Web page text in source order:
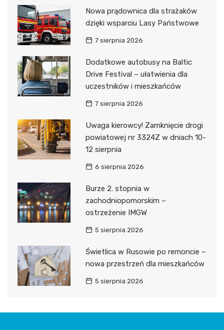
Nowa prądownica dla strażaków
dzięki wsparciu Lasy Państwowe
7 sierpnia 2026
Dodatkowe autobusy na Baltic
Drive Festival – ułatwienia dla
uczestników i mieszkańców
7 sierpnia 2026
Uwaga kierowcy! Zamknięcie drogi
powiatowej nr 3324Z w dniach 10-
12 sierpnia
6 sierpnia 2026
Burze 2. stopnia w
zachodniopomorskim –
ostrzeżenie IMGW
5 sierpnia 2026
Świetlica w Rusowie po remoncie –
nowa przestrzeń dla mieszkańców
5 sierpnia 2026